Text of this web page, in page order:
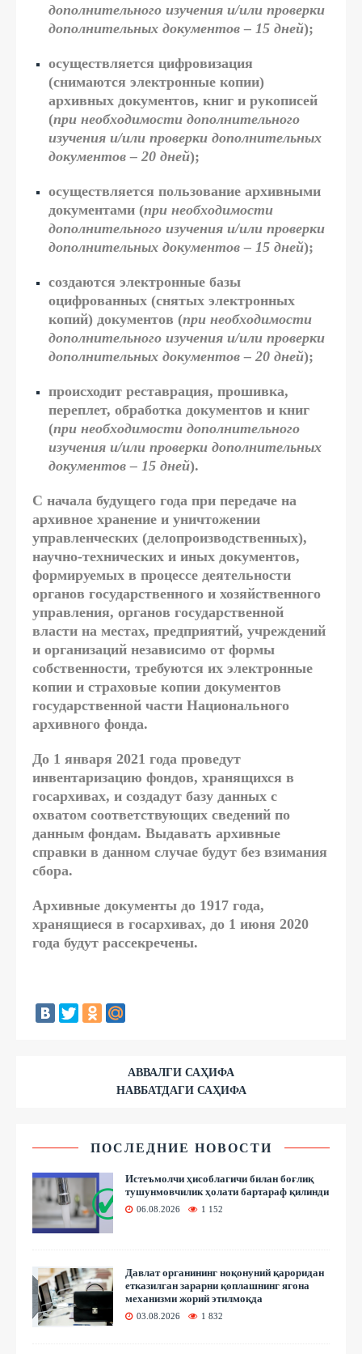
дополнительного изучения и/или проверки
дополнительных документов – 15 дней);
осуществляется цифровизация
(снимаются электронные копии)
архивных документов, книг и рукописей
(при необходимости дополнительного
изучения и/или проверки дополнительных
документов – 20 дней);
осуществляется пользование архивными
документами (при необходимости
дополнительного изучения и/или проверки
дополнительных документов – 15 дней);
создаются электронные базы
оцифрованных (снятых электронных
копий) документов (при необходимости
дополнительного изучения и/или проверки
дополнительных документов – 20 дней);
происходит реставрация, прошивка,
переплет, обработка документов и книг
(при необходимости дополнительного
изучения и/или проверки дополнительных
документов – 15 дней).
С начала будущего года при передаче на
архивное хранение и уничтожении
управленческих (делопроизводственных),
научно-технических и иных документов,
формируемых в процессе деятельности
органов государственного и хозяйственного
управления, органов государственной
власти на местах, предприятий, учреждений
и организаций независимо от формы
собственности, требуются их электронные
копии и страховые копии документов
государственной части Национального
архивного фонда.
До 1 января 2021 года проведут
инвентаризацию фондов, хранящихся в
госархивах, и создадут базу данных с
охватом соответствующих сведений по
данным фондам. Выдавать архивные
справки в данном случае будут без взимания
сбора.
Архивные документы до 1917 года,
хранящиеся в госархивах, до 1 июня 2020
года будут рассекречены.
АВВАЛГИ САҲИФА
НАВБАТДАГИ САҲИФА
ПОСЛЕДНИЕ НОВОСТИ
Истеъмолчи ҳисоблагичи билан боғлиқ
тушунмовчилик ҳолати бартараф қилинди
06.08.2026 1 152
Давлат органининг ноқонуний қароридан
етказилган зарарни қоплашнинг ягона
механизми жорий этилмоқда
03.08.2026 1 832